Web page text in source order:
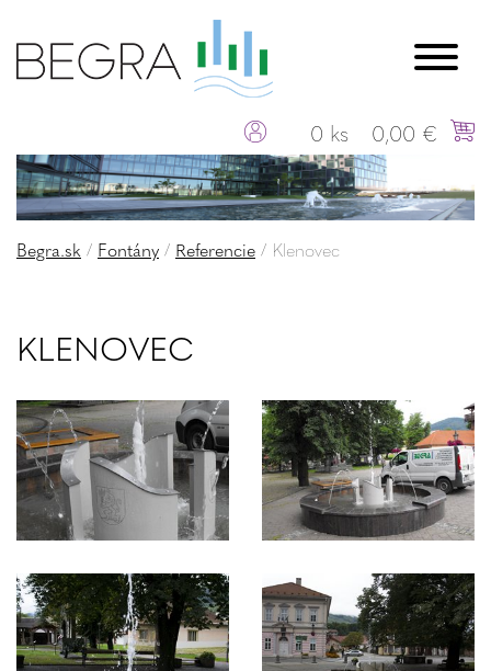
0 ks 0,00 €
Begra.sk / Fontány / Referencie / Klenovec
KLENOVEC